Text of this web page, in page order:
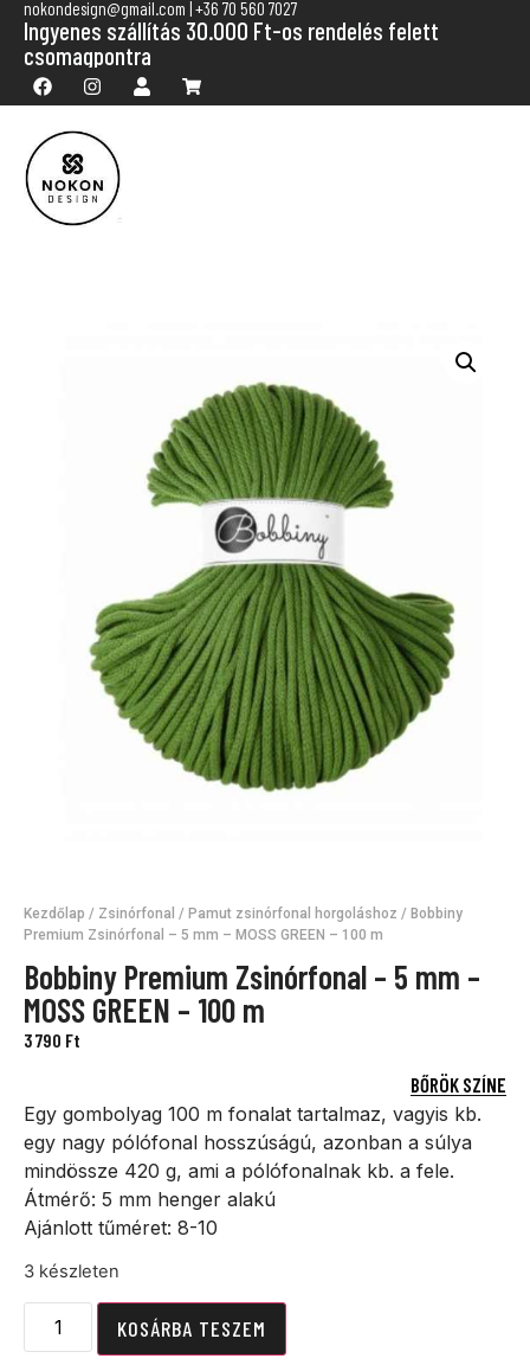
nokondesign@gmail.com | +36 70 560 7027
Ingyenes szállítás 30.000 Ft-os rendelés felett
csomagpontra
Kezdőlap / Zsinórfonal / Pamut zsinórfonal horgoláshoz / Bobbiny
Premium Zsinórfonal – 5 mm – MOSS GREEN – 100 m
Bobbiny Premium Zsinórfonal – 5 mm –
MOSS GREEN – 100 m
3 790 Ft
BŐRÖK SZÍNE
Egy gombolyag 100 m fonalat tartalmaz, vagyis kb.
egy nagy pólófonal hosszúságú, azonban a súlya
mindössze 420 g, ami a pólófonalnak kb. a fele.
Átmérő: 5 mm henger alakú
Ajánlott tűméret: 8-10
3 készleten
KOSÁRBA TESZEM